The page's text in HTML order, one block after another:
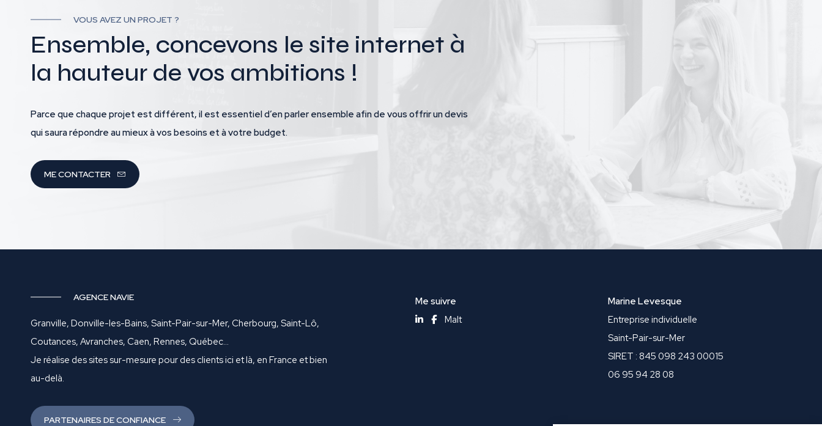
VOUS AVEZ UN PROJET ?
Ensemble, concevons le site internet à
la hauteur de vos ambitions !
Parce que chaque projet est différent, il est essentiel d’en parler ensemble afin de vous offrir un devis
qui saura répondre au mieux à vos besoins et à votre budget.
ME CONTACTER
AGENCE NAVIE
Granville, Donville-les-Bains, Saint-Pair-sur-Mer, Cherbourg, Saint-Lô,
Coutances, Avranches, Caen, Rennes, Québec…
Je réalise des sites sur-mesure pour des clients ici et là, en France et bien
au-delà.
PARTENAIRES DE CONFIANCE
Me suivre
Malt
Marine Levesque
Entreprise individuelle
Saint-Pair-sur-Mer
SIRET : 845 098 243 00015
06 95 94 28 08